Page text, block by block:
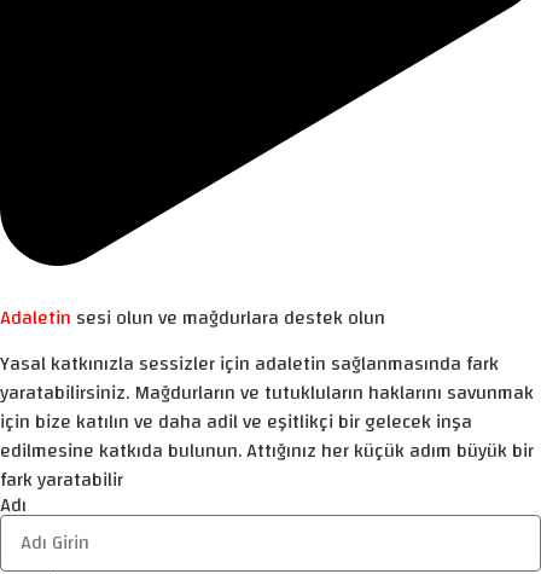
Adaletin sesi olun ve mağdurlara destek olun
Yasal katkınızla sessizler için adaletin sağlanmasında fark
yaratabilirsiniz. Mağdurların ve tutukluların haklarını savunmak
için bize katılın ve daha adil ve eşitlikçi bir gelecek inşa
edilmesine katkıda bulunun. Attığınız her küçük adım büyük bir
fark yaratabilir
Adı